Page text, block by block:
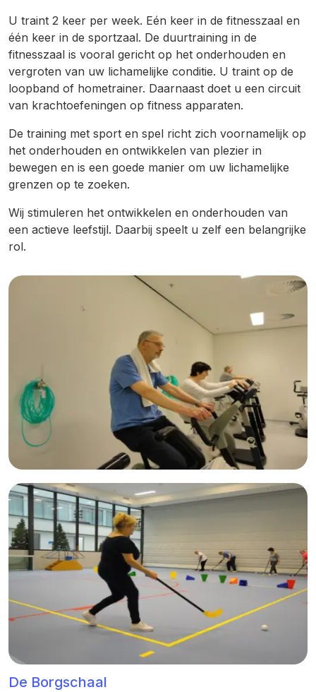
U traint 2 keer per week. Eén keer in de fitnesszaal en
één keer in de sportzaal. De duurtraining in de
fitnesszaal is vooral gericht op het onderhouden en
vergroten van uw lichamelijke conditie. U traint op de
loopband of hometrainer. Daarnaast doet u een circuit
van krachtoefeningen op fitness apparaten.
De training met sport en spel richt zich voornamelijk op
het onderhouden en ontwikkelen van plezier in
bewegen en is een goede manier om uw lichamelijke
grenzen op te zoeken.
Wij stimuleren het ontwikkelen en onderhouden van
een actieve leefstijl. Daarbij speelt u zelf een belangrijke
rol.
De Borgschaal